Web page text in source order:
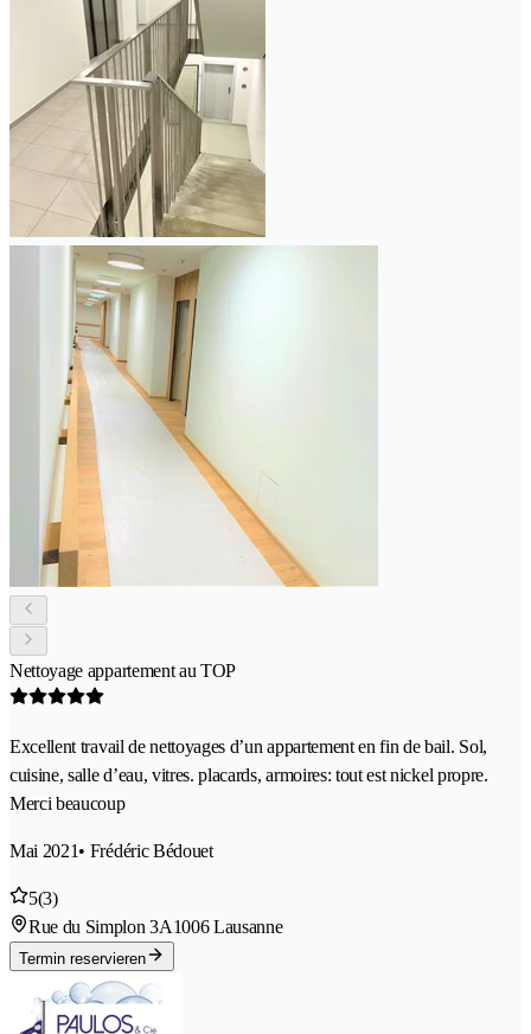
Nettoyage appartement au TOP
Excellent travail de nettoyages d’un appartement en fin de bail. Sol,
cuisine, salle d’eau, vitres. placards, armoires: tout est nickel propre.
Merci beaucoup
Mai 2021• Frédéric Bédouet
5(3)
Rue du Simplon 3A1006 Lausanne
Termin reservieren